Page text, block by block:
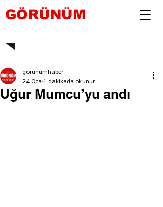
GÖRÜNÜM
Uğur Mumcu’yu andı
gorunumhaber
24 Oca 1 dakikada okunur